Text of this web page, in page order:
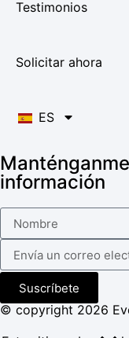
Testimonios
Solicitar ahora
ES
información
Suscríbete
© copyright 2026